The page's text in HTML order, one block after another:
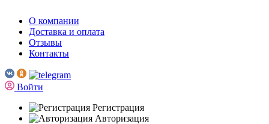
О компании
Доставка и оплата
Отзывы
Контакты
Войти
Регистрация
Авторизация